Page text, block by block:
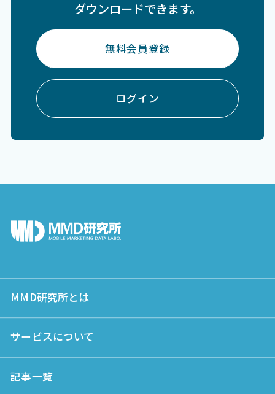
ダウンロードできます。
無料会員登録
ログイン
MMD研究所とは
サービスについて
記事一覧